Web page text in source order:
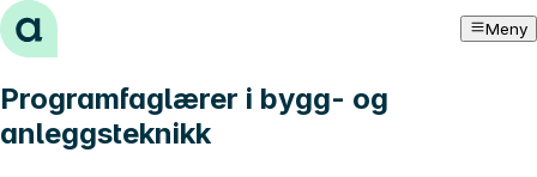
Hopp til innhold Meny
Programfaglærer i bygg- og
anleggsteknikk